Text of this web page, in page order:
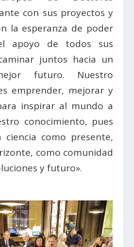
con sus proyectos y
la esperanza de poder
apoyo de todos sus
juntos hacia un
futuro. Nuestro
emprender, mejorar y
inspirar al mundo a
conocimiento, pues
ciencia como presente,
como comunidad
y futuro».